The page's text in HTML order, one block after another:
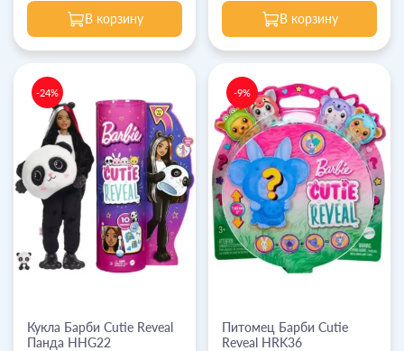
В корзину В корзину
-24%
Кукла Барби Cutie Reveal
Панда HHG22
-9%
Питомец Барби Cutie
Reveal HRK36